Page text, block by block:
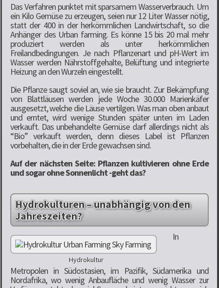
Das Verfahren punktet mit sparsamem Wasserverbrauch. Um
ein Kilo Gemüse zu erzeugen, seien nur 12 Liter Wasser nötig,
statt der 400 in der herkömmlichen Landwirtschaft, so die
Anhänger des Urban farming. Es könne 15 bis 20 mal mehr
produziert werden als unter herkömmlichen
Freilandbedingungen. Je nach Pflanzenart und pH-Wert im
Wasser werden Nährstoffgehalte, Belüftung und integrierte
Heizung an den Wurzeln eingestellt.
Die Pflanze saugt soviel an, wie sie braucht. Zur Bekämpfung
von Blattläusen werden jede Woche 30.000 Marienkäfer
ausgesetzt, welche die Läuse vertilgen. Was man oben anbaut
und erntet, wird wenige Stunden später unten im Laden
verkauft. Das unbehandelte Gemüse darf allerdings nicht als
“Bio” verkauft werden, denn dieses Label ist Pflanzen
vorbehalten, die in der Erde gewachsen sind.
Auf der nächsten Seite: Pflanzen kultivieren ohne Erde
und sogar ohne Sonnenlicht -geht das?
Hydrokulturen – unabhängig von den
Jahreszeiten?
Hydrokultur
In
Metropolen in Südostasien, im Pazifik, Südamerika und
Nordafrika, wo wenig Anbaufläche und wenig Wasser zur